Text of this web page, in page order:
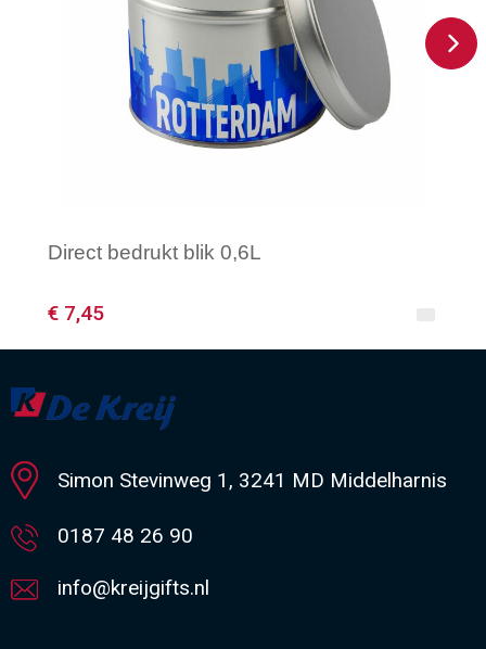
Direct bedrukt blik 0,6L
€ 7,45
Minimale afname: 80
Simon Stevinweg 1, 3241 MD Middelharnis
0187 48 26 90
info@kreijgifts.nl